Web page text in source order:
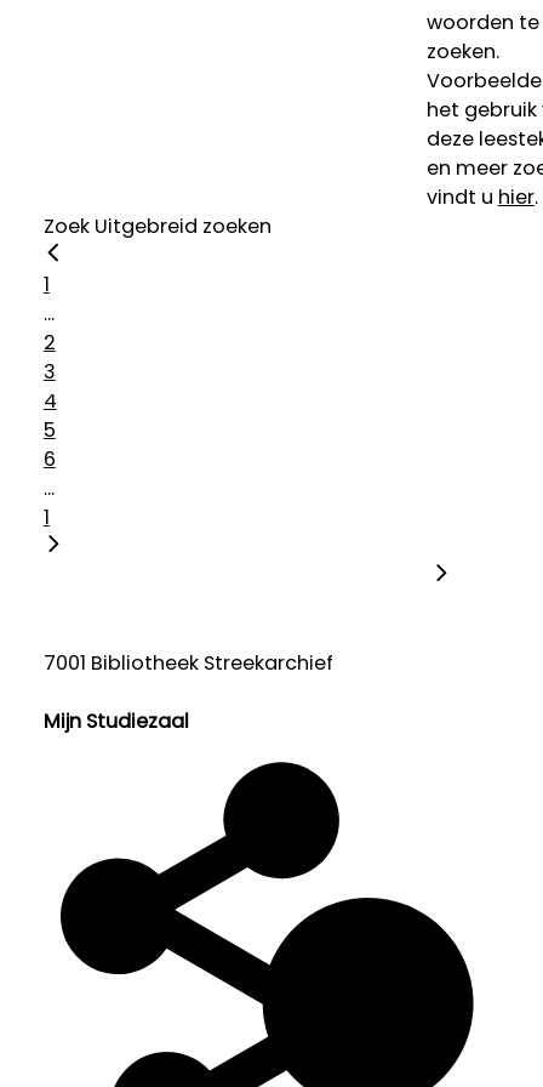
woorden te
zoeken.
het gebruik
deze
en meer
vindt u hier.
Zoek Uitgebreid zoeken
1
...
2
3
4
5
6
...
1
7001 Bibliotheek Streekarchief
Mijn Studiezaal